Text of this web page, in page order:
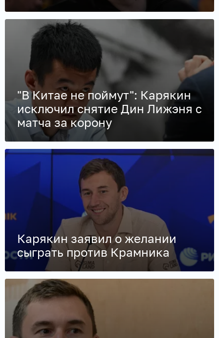
"В Китае не поймут": Карякин
исключил снятие Дин Лижэня с
матча за корону
Карякин заявил о желании
сыграть против Крамника